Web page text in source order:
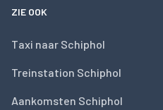
ZIE OOK
Taxi naar Schiphol
Treinstation Schiphol
Aankomsten Schiphol